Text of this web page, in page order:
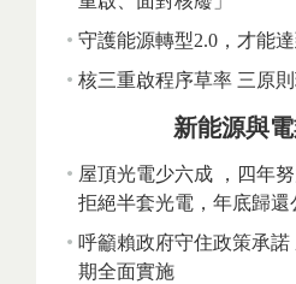
守護能源轉型2.0，才能
核三重啟程序草率 三原
新能源與
屋頂光電少六成 ，四年
拒絕半套光電，年底歸還
呼籲賴政府守住政策承
期全面實施